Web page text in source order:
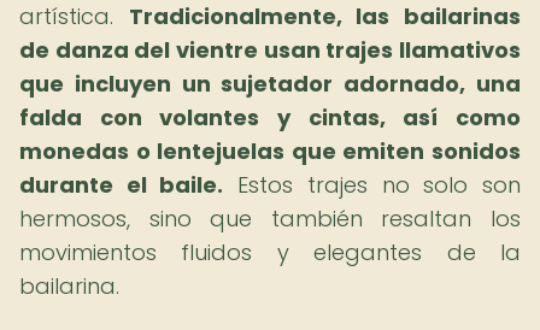
artística. Tradicionalmente, las bailarinas
de danza del vientre usan trajes llamativos
que incluyen un sujetador adornado, una
falda con volantes y cintas, así como
monedas o lentejuelas que emiten sonidos
durante el baile. Estos trajes no solo son
hermosos, sino que también resaltan los
movimientos fluidos y elegantes de la
bailarina.